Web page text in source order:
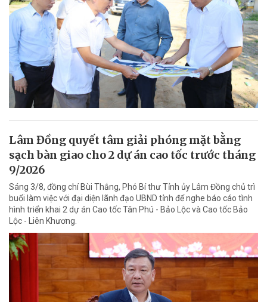
Lâm Đồng quyết tâm giải phóng mặt bằng
sạch bàn giao cho 2 dự án cao tốc trước tháng
9/2026
Sáng 3/8, đồng chí Bùi Thắng, Phó Bí thư Tỉnh ủy Lâm Đồng chủ trì
buổi làm việc với đại diện lãnh đạo UBND tỉnh để nghe báo cáo tình
hình triển khai 2 dự án Cao tốc Tân Phú - Bảo Lộc và Cao tốc Bảo
Lộc - Liên Khương.